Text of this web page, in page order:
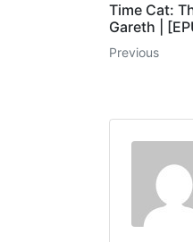
Time Cat:
Gareth |
Previous